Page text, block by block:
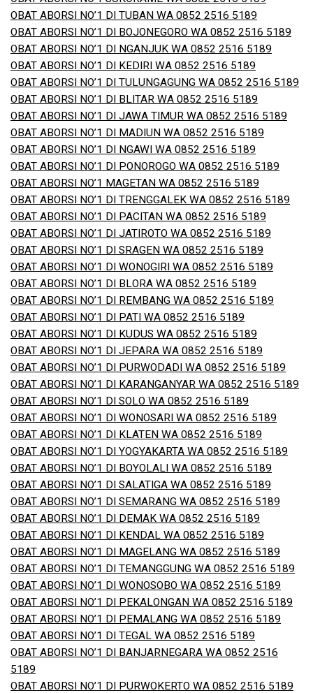
OBAT ABORSI NO’1 DI TUBAN WA 0852 2516 5189
OBAT ABORSI NO’1 DI BOJONEGORO WA 0852 2516 5189
OBAT ABORSI NO’1 DI NGANJUK WA 0852 2516 5189
OBAT ABORSI NO’1 DI KEDIRI WA 0852 2516 5189
OBAT ABORSI NO’1 DI TULUNGAGUNG WA 0852 2516 5189
OBAT ABORSI NO’1 DI BLITAR WA 0852 2516 5189
OBAT ABORSI NO’1 DI JAWA TIMUR WA 0852 2516 5189
OBAT ABORSI NO’1 DI MADIUN WA 0852 2516 5189
OBAT ABORSI NO’1 DI NGAWI WA 0852 2516 5189
OBAT ABORSI NO’1 DI PONOROGO WA 0852 2516 5189
OBAT ABORSI NO’1 MAGETAN WA 0852 2516 5189
OBAT ABORSI NO’1 DI TRENGGALEK WA 0852 2516 5189
OBAT ABORSI NO’1 DI PACITAN WA 0852 2516 5189
OBAT ABORSI NO’1 DI JATIROTO WA 0852 2516 5189
OBAT ABORSI NO’1 DI SRAGEN WA 0852 2516 5189
OBAT ABORSI NO’1 DI WONOGIRI WA 0852 2516 5189
OBAT ABORSI NO’1 DI BLORA WA 0852 2516 5189
OBAT ABORSI NO’1 DI REMBANG WA 0852 2516 5189
OBAT ABORSI NO’1 DI PATI WA 0852 2516 5189
OBAT ABORSI NO’1 DI KUDUS WA 0852 2516 5189
OBAT ABORSI NO’1 DI JEPARA WA 0852 2516 5189
OBAT ABORSI NO’1 DI PURWODADI WA 0852 2516 5189
OBAT ABORSI NO’1 DI KARANGANYAR WA 0852 2516 5189
OBAT ABORSI NO’1 DI SOLO WA 0852 2516 5189
OBAT ABORSI NO’1 DI WONOSARI WA 0852 2516 5189
OBAT ABORSI NO’1 DI KLATEN WA 0852 2516 5189
OBAT ABORSI NO’1 DI YOGYAKARTA WA 0852 2516 5189
OBAT ABORSI NO’1 DI BOYOLALI WA 0852 2516 5189
OBAT ABORSI NO’1 DI SALATIGA WA 0852 2516 5189
OBAT ABORSI NO’1 DI SEMARANG WA 0852 2516 5189
OBAT ABORSI NO’1 DI DEMAK WA 0852 2516 5189
OBAT ABORSI NO’1 DI KENDAL WA 0852 2516 5189
OBAT ABORSI NO’1 DI MAGELANG WA 0852 2516 5189
OBAT ABORSI NO’1 DI TEMANGGUNG WA 0852 2516 5189
OBAT ABORSI NO’1 DI WONOSOBO WA 0852 2516 5189
OBAT ABORSI NO’1 DI PEKALONGAN WA 0852 2516 5189
OBAT ABORSI NO’1 DI PEMALANG WA 0852 2516 5189
OBAT ABORSI NO’1 DI TEGAL WA 0852 2516 5189
OBAT ABORSI NO’1 DI BANJARNEGARA WA 0852 2516
5189
OBAT ABORSI NO’1 DI PURWOKERTO WA 0852 2516 5189